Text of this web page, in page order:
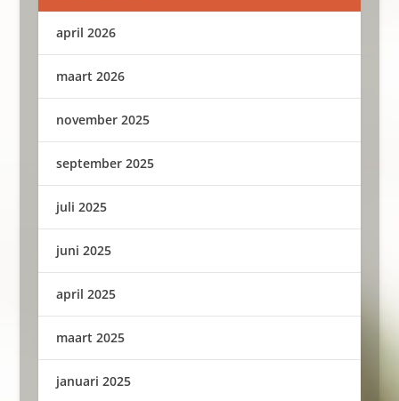
april 2026
maart 2026
november 2025
september 2025
juli 2025
juni 2025
april 2025
maart 2025
januari 2025